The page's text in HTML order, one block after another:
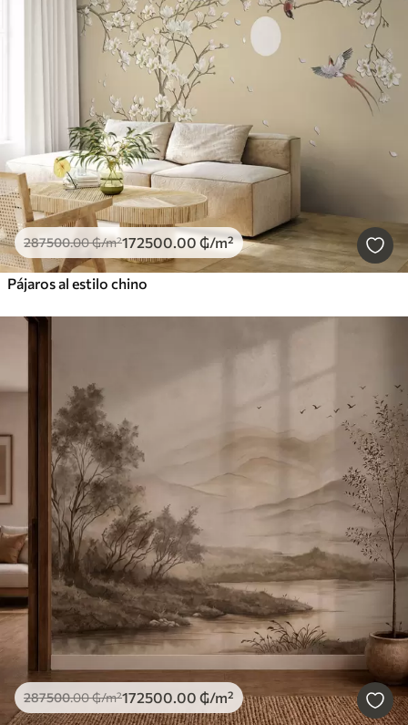
287500.00₲/m²172500.00 ₲/m²
Pájaros al estilo chino
287500.00₲/m²172500.00 ₲/m²